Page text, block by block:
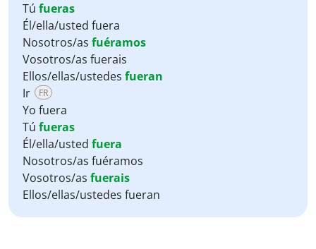
Tú fueras
Él/ella/usted fuera
Nosotros/as fuéramos
Vosotros/as fuerais
Ellos/ellas/ustedes fueran
Ir
FR
Yo fuera
Tú fueras
Él/ella/usted fuera
Nosotros/as fuéramos
Vosotros/as fuerais
Ellos/ellas/ustedes fueran